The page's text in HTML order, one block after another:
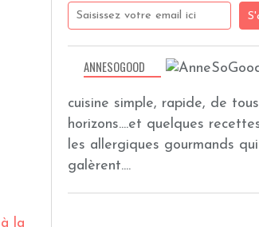
ANNESOGOOD
cuisine simple, rapide, de
horizons....et quelques
les allergiques gourmands qui
galèrent....